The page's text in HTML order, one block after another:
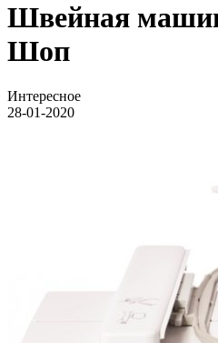
Швейная
Шоп
Интересное
28-01-2020